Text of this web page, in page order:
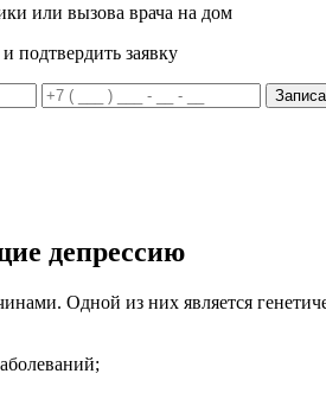
или вызова врача на дом
подтвердить заявку
депрессию
Одной из них является